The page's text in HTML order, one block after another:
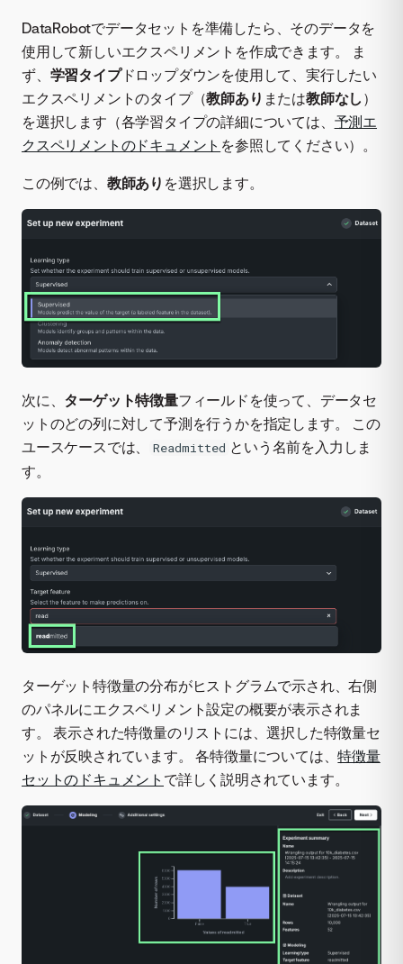
DataRobotでデータセットを準備したら、そのデータを
使用して新しいエクスペリメントを作成できます。 ま
ず、 学習タイプドロップダウンを使用して、実行したい
エクスペリメントのタイプ（教師あり または教師なし ）
を選択します（各学習タイプの詳細については、 予測エ
クスペリメントのドキュメント を参照してください）。
この例では、 教師あり を選択します。
次に、 ターゲット特徴量フィールドを使って、データセ
ットのどの列に対して予測を行うかを指定します。 この
ユースケースでは、
Readmitted という名前を入力しま
す。
ターゲット特徴量の分布がヒストグラムで示され、右側
のパネルにエクスペリメント設定の概要が表示されま
す。 表示された特徴量のリストには、選択した特徴量セ
ットが反映されています。 各特徴量については、特徴量
セットのドキュメント で詳しく説明されています。